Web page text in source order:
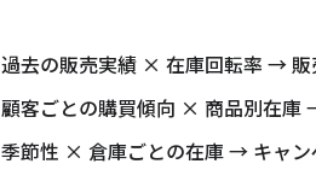
過去の販売実績 × 在庫回転率 → 販
顧客ごとの購買傾向 × 商品別在庫
季節性 × 倉庫ごとの在庫 → キャン